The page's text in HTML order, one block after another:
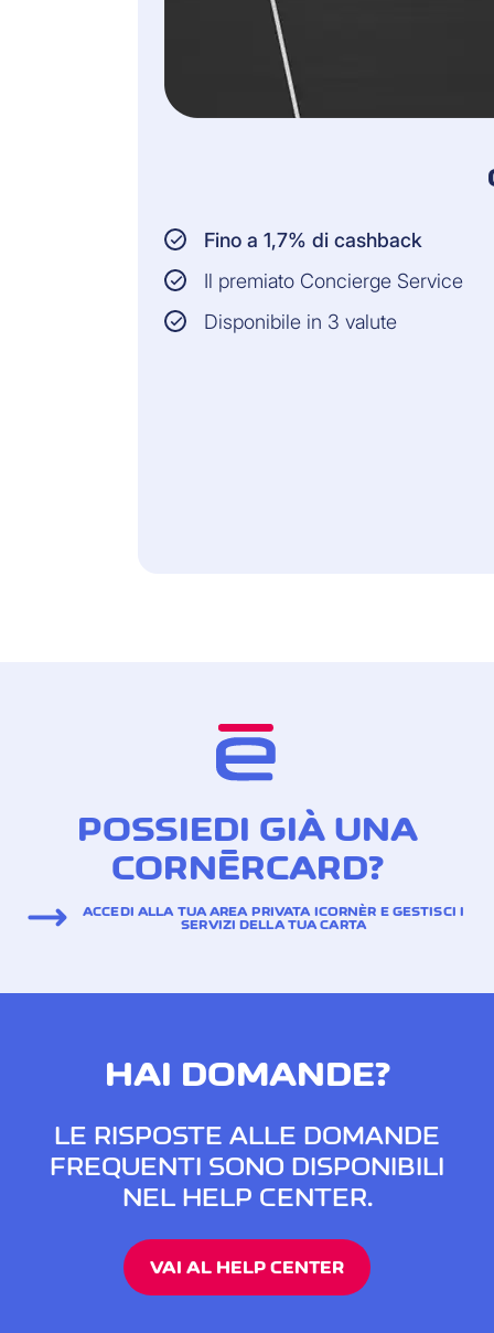
Fino a 1,7% di cashback
Il premiato Concierge Service
Disponibile in 3 valute
POSSIEDI GIÀ UNA
CORNÈRCARD?
ACCEDI ALLA TUA AREA PRIVATA ICORNÈR E GESTISCI I
SERVIZI DELLA TUA CARTA
HAI DOMANDE?
LE RISPOSTE ALLE DOMANDE
FREQUENTI SONO DISPONIBILI
NEL HELP CENTER.
VAI AL HELP CENTER